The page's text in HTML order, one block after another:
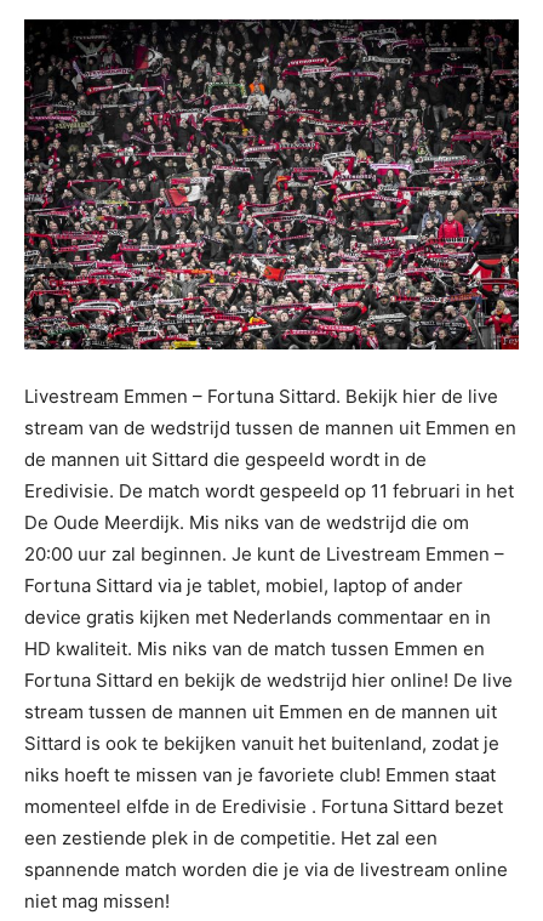
Livestream Emmen – Fortuna Sittard. Bekijk hier de live
stream van de wedstrijd tussen de mannen uit Emmen en
de mannen uit Sittard die gespeeld wordt in de
Eredivisie. De match wordt gespeeld op 11 februari in het
De Oude Meerdijk. Mis niks van de wedstrijd die om
20:00 uur zal beginnen. Je kunt de Livestream Emmen –
Fortuna Sittard via je tablet, mobiel, laptop of ander
device gratis kijken met Nederlands commentaar en in
HD kwaliteit. Mis niks van de match tussen Emmen en
Fortuna Sittard en bekijk de wedstrijd hier online! De live
stream tussen de mannen uit Emmen en de mannen uit
Sittard is ook te bekijken vanuit het buitenland, zodat je
niks hoeft te missen van je favoriete club! Emmen staat
momenteel elfde in de Eredivisie . Fortuna Sittard bezet
een zestiende plek in de competitie. Het zal een
spannende match worden die je via de livestream online
niet mag missen!